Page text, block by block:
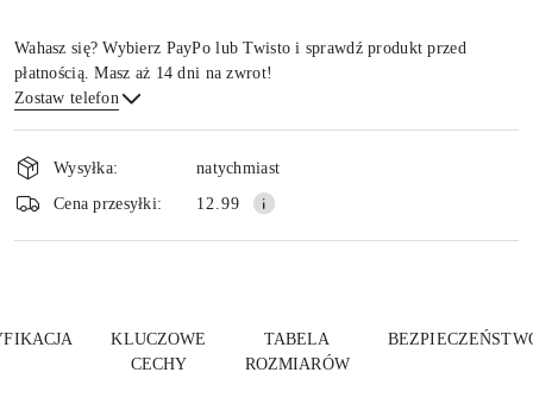
Wahasz się? Wybierz PayPo lub Twisto i sprawdź produkt przed
płatnością. Masz aż 14 dni na zwrot!
Zostaw telefon
Wyślij
Dostępność
i
dostawa
Wysyłka:
natychmiast
Cena przesyłki:
12.99
KLUCZOWE
CECHY
TABELA
ROZMIARÓW